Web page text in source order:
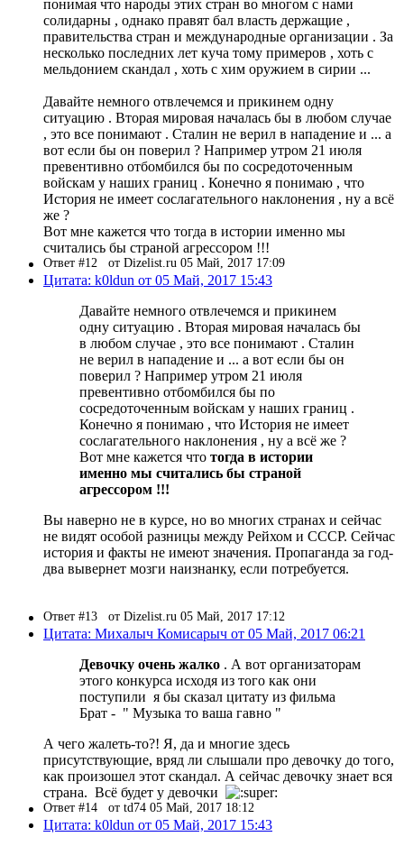
понимая что народы этих стран во многом с нами
солидарны , однако правят бал власть держащие ,
правительства стран и международные организации . За
несколько последних лет куча тому примеров , хоть с
мельдонием скандал , хоть с хим оружием в сирии ...
Давайте немного отвлечемся и прикинем одну
ситуацию . Вторая мировая началась бы в любом случае
, это все понимают . Сталин не верил в нападение и ... а
вот если бы он поверил ? Например утром 21 июля
превентивно отбомбился бы по сосредоточенным
войскам у наших границ . Конечно я понимаю , что
История не имеет сослагательного наклонения , ну а всё
же ?
Вот мне кажется что тогда в истории именно мы
считались бы страной агрессором !!!
Ответ #12 от Dizelist.ru 05 Май, 2017 17:09
Цитата: k0ldun от 05 Май, 2017 15:43
Давайте немного отвлечемся и прикинем
одну ситуацию . Вторая мировая началась бы
в любом случае , это все понимают . Сталин
не верил в нападение и ... а вот если бы он
поверил ? Например утром 21 июля
превентивно отбомбился бы по
сосредоточенным войскам у наших границ .
Конечно я понимаю , что История не имеет
сослагательного наклонения , ну а всё же ?
Вот мне кажется что тогда в истории
именно мы считались бы страной
агрессором !!!
Вы наверно не в курсе, но во многих странах и сейчас
не видят особой разницы между Рейхом и СССР. Сейчас
история и факты не имеют значения. Пропаганда за год-
два вывернет мозги наизнанку, если потребуется.
Ответ #13 от Dizelist.ru 05 Май, 2017 17:12
Цитата: Михалыч Комисарыч от 05 Май, 2017 06:21
Девочку очень жалко . А вот организаторам
этого конкурса исходя из того как они
поступили я бы сказал цитату из фильма
Брат - " Музыка то ваша гавно "
А чего жалеть-то?! Я, да и многие здесь
присутствующие, вряд ли слышали про девочку до того,
как произошел этот скандал. А сейчас девочку знает вся
страна. Всё будет у девочки
Ответ #14 от td74 05 Май, 2017 18:12
Цитата: k0ldun от 05 Май, 2017 15:43